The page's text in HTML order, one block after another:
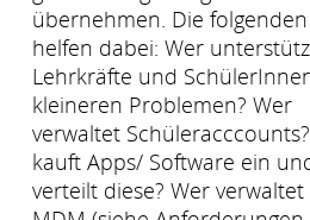
übernehmen. Die
helfen dabei: Wer
Lehrkräfte und
kleineren Problemen? Wer
verwaltet
kauft Apps/ Software ein
verteilt diese? Wer verwaltet